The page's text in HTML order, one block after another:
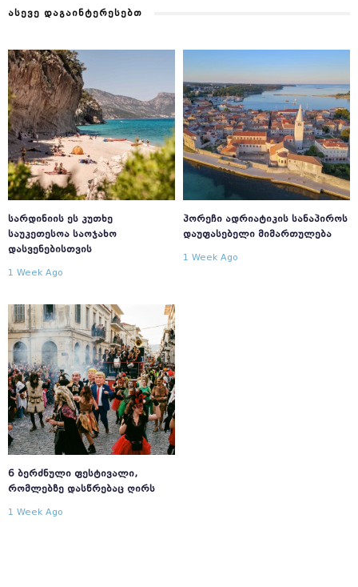
ᲐᲡᲔᲕᲔ ᲓᲐᲒᲐᲘᲜᲢᲔᲠᲔᲡᲔᲑᲗ
ᲡᲐᲠᲓᲘᲜᲘᲘᲡ ᲔᲡ ᲙᲣᲗᲮᲔ
ᲡᲐᲣᲙᲔᲗᲔᲡᲝᲐ ᲡᲐᲝᲯᲐᲮᲝ
ᲓᲐᲡᲕᲔᲜᲔᲑᲘᲡᲗᲕᲘᲡ
1 Week Ago
ᲞᲝᲠᲔᲩᲘ ᲐᲓᲠᲘᲐᲢᲘᲙᲘᲡ ᲡᲐᲜᲐᲞᲘᲠᲝᲡ
ᲓᲐᲣᲤᲐᲡᲔᲑᲔᲚᲘ ᲛᲘᲛᲐᲠᲗᲣᲚᲔᲑᲐ
1 Week Ago
6 ᲑᲔᲠᲫᲜᲣᲚᲘ ᲤᲔᲡᲢᲘᲕᲐᲚᲘ,
ᲠᲝᲛᲚᲔᲑᲖᲔ ᲓᲐᲡᲬᲠᲔᲑᲐᲪ ᲦᲘᲠᲡ
1 Week Ago